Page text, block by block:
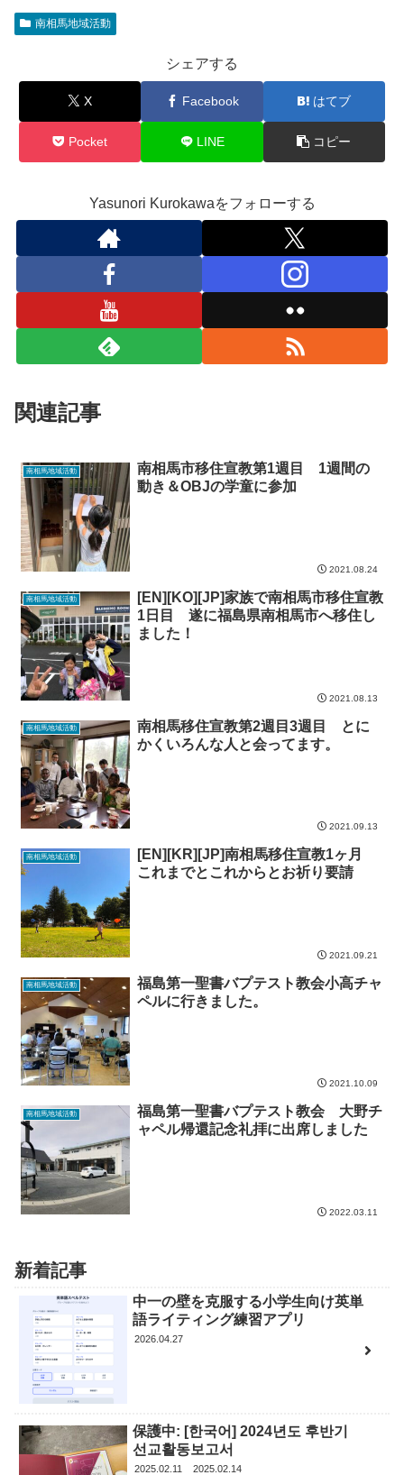
南相馬地域活動
シェアする
X Facebook はてブ
Pocket LINE コピー
Yasunori Kurokawaをフォローする
関連記事
南相馬地域活動
南相馬市移住宣教第1週目 1週間の
動き＆OBJの学童に参加
2021.08.24
南相馬地域活動
[EN][KO][JP]家族で南相馬市移住宣教
1日目 遂に福島県南相馬市へ移住し
ました！
2021.08.13
南相馬地域活動
南相馬移住宣教第2週目3週目 とに
かくいろんな人と会ってます。
2021.09.13
南相馬地域活動
[EN][KR][JP]南相馬移住宣教1ヶ月
これまでとこれからとお祈り要請
2021.09.21
南相馬地域活動
福島第一聖書バプテスト教会小高チャ
ペルに行きました。
2021.10.09
南相馬地域活動
福島第一聖書バプテスト教会 大野チ
ャペル帰還記念礼拝に出席しました
2022.03.11
新着記事
中一の壁を克服する小学生向け英単
語ライティング練習アプリ
2026.04.27
保護中: [한국어] 2024년도 후반기
선교활동보고서
2025.02.11 2025.02.14